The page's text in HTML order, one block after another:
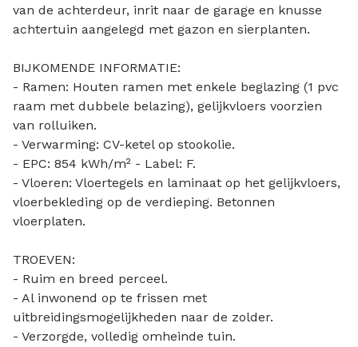
van de achterdeur, inrit naar de garage en knusse
achtertuin aangelegd met gazon en sierplanten.
BIJKOMENDE INFORMATIE:
- Ramen: Houten ramen met enkele beglazing (1 pvc
raam met dubbele belazing), gelijkvloers voorzien
van rolluiken.
- Verwarming: CV-ketel op stookolie.
- EPC: 854 kWh/m² - Label: F.
- Vloeren: Vloertegels en laminaat op het gelijkvloers,
vloerbekleding op de verdieping. Betonnen
vloerplaten.
TROEVEN:
- Ruim en breed perceel.
- Al inwonend op te frissen met
uitbreidingsmogelijkheden naar de zolder.
- Verzorgde, volledig omheinde tuin.